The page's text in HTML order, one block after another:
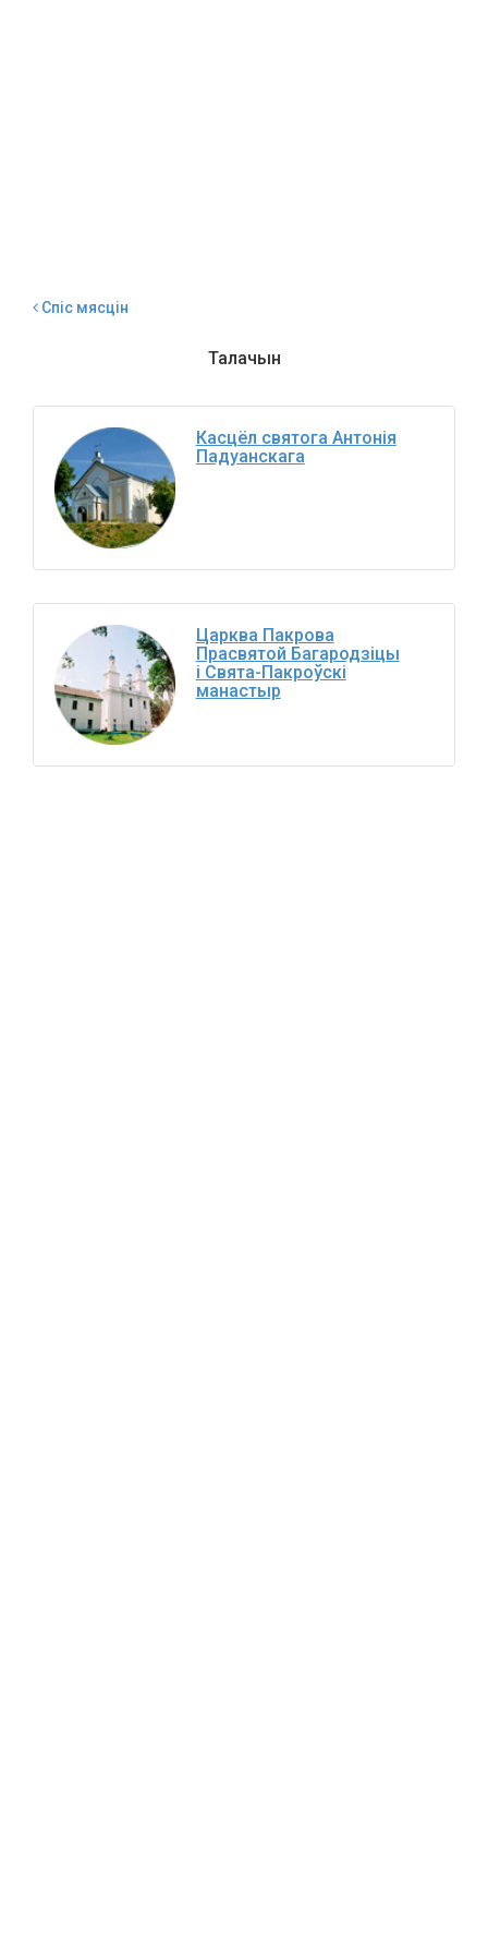
Спіс мясцін
Талачын
Касцёл святога Антонія
Падуанскага
Царква Пакрова
Прасвятой Багародзіцы
і Свята-Пакроўскі
манастыр